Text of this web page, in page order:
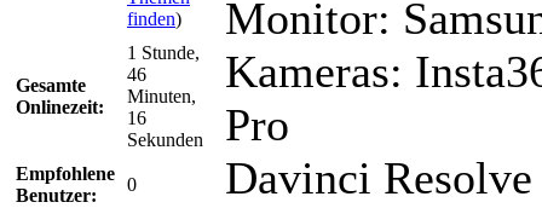
finden)
Gesamte
Onlinezeit:
1 Stunde,
46
Minuten,
16
Sekunden
Empfohlene
Benutzer:
0
Monitor:
Kameras:
Pro
Davinci